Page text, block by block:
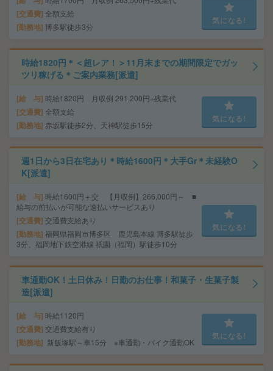
交通費 全額支給
勤務地 博多駅徒歩3分
気になる!
時給1820円＊＜超レア！＞11月末までの期間限定でガッ
ツリ稼げる＊ご案内業務[派遣]
給 与 時給1820円 月収例 291,200円+残業代
交通費 全額支給
勤務地 赤坂駅徒歩2分、天神駅徒歩15分
気になる!
週1日から3日在宅あり＊時給1600円＊大手Gr＊未経験O
K[派遣]
給 与 時給1600円＋交 【月収例】266,000円～ ■
給与の前払いが可能な速払いサービスあり
交通費 交通費支給あり
勤務地 福岡県福岡市博多区 鹿児島本線 博多駅徒歩
3分、福岡地下鉄空港線 祇園（福岡）駅徒歩10分
気になる!
車通勤OK！土日休み！日勤のお仕事！和菓子・生菓子製
造[派遣]
給 与 時給1120円
交通費 交通費支給有り
勤務地 新飯塚駅～車15分 ※車通勤・バイク通勤OK
気になる!